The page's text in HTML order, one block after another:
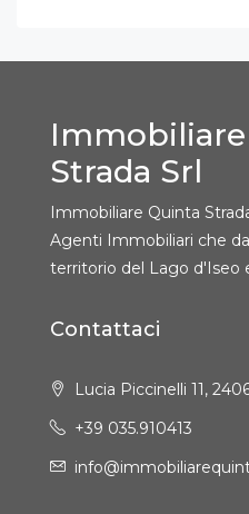
Strada Srl
Immobiliare Quinta
Agenti Immobiliari che
territorio del Lago d'Iseo
Contattaci
Lucia Piccinelli 11,
+39 035.910413